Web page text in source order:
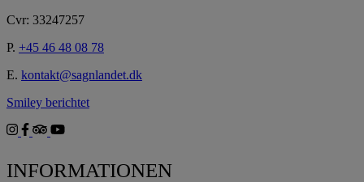
Cvr: 33247257
P. +45 46 48 08 78
E. kontakt@sagnlandet.dk
Smiley berichtet
INFORMATIONEN